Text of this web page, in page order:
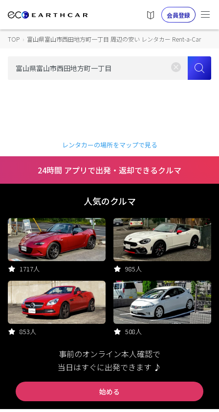
会員登録
TOP › 富山県富山市西田地方町一丁目 周辺の安い レンタカー Rent-a-Car
レンタカーの場所をマップで見る
24時間 アプリで出発・返却できるクルマ
人気のクルマ
1717人 985人
853人 508人
事前のオンライン本人確認で
当日はすぐに出発できます ♪
始める